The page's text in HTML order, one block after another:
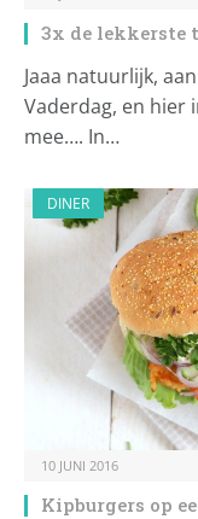
3x de lekkerste
Jaaa natuurlijk,
Vaderdag, en hier
mee…. In…
DINER
10 JUNI 2016
Kipburgers op